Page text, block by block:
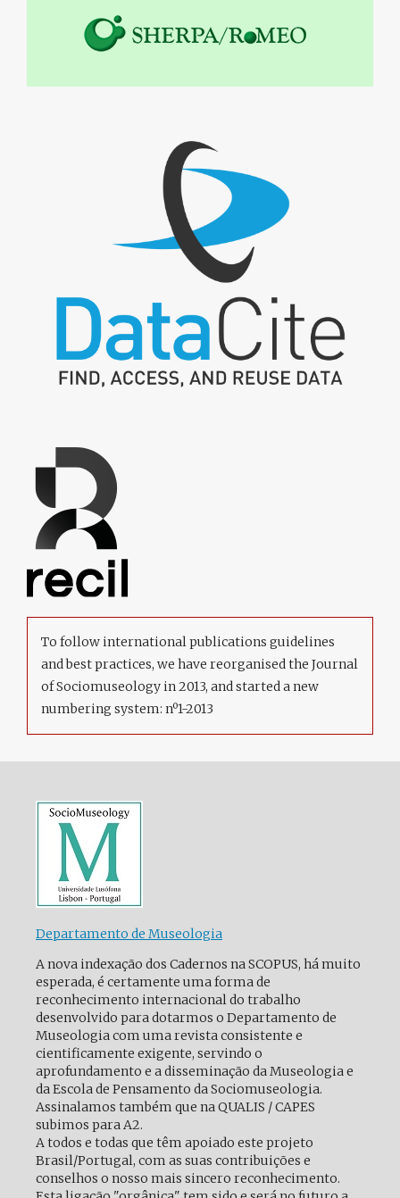
To follow international publications guidelines
and best practices, we have reorganised the Journal
of Sociomuseology in 2013, and started a new
numbering system: nº1-2013
Departamento de Museologia
A nova indexação dos Cadernos na SCOPUS, há muito
esperada, é certamente uma forma de
reconhecimento internacional do trabalho
desenvolvido para dotarmos o Departamento de
Museologia com uma revista consistente e
cientificamente exigente, servindo o
aprofundamento e a disseminação da Museologia e
da Escola de Pensamento da Sociomuseologia.
Assinalamos também que na QUALIS / CAPES
subimos para A2.
A todos e todas que têm apoiado este projeto
Brasil/Portugal, com as suas contribuições e
conselhos o nosso mais sincero reconhecimento.